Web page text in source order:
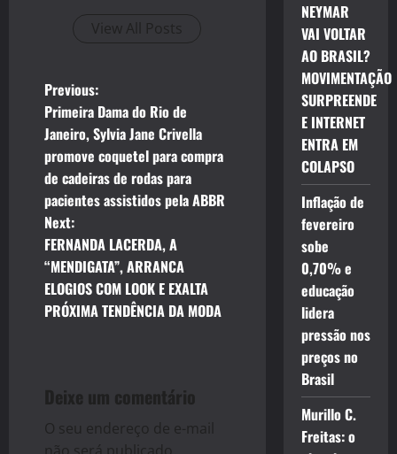
View All Posts
P
o
s
t
n
a
v
g
a
Previous:
Primeira Dama do Rio de
Janeiro, Sylvia Jane Crivella
promove coquetel para compra
de cadeiras de rodas para
pacientes assistidos pela ABBR
Next:
FERNANDA LACERDA, A
“MENDIGATA”, ARRANCA
ELOGIOS COM LOOK E EXALTA
PRÓXIMA TENDÊNCIA DA MODA
Deixe um comentário
O seu endereço de e-mail
NEYMAR
VAI VOLTAR
AO BRASIL?
MOVIMENTAÇÃO
SURPREENDE
E INTERNET
ENTRA EM
COLAPSO
Inflação de
fevereiro
sobe
0,70% e
educação
lidera
pressão nos
preços no
Brasil
Murillo C.
Freitas: o